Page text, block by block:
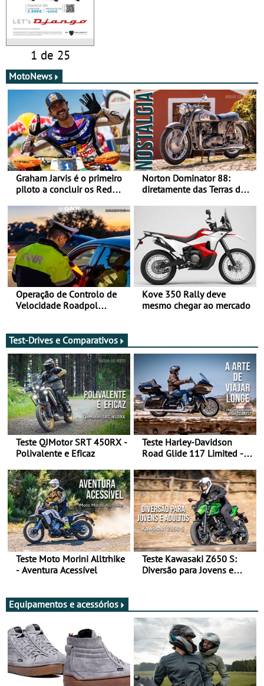
1 de 25
MotoNews
Graham Jarvis é o primeiro
piloto a concluir os Red
moto elétrica
Norton Dominator 88:
diretamente das Terras de
Operação de Controlo de
Velocidade Roadpol
Kove 350 Rally deve
mesmo chegar ao mercado
Test-Drives e Comparativos
Teste QJMotor SRT 450RX -
Polivalente e Eficaz
Teste Harley-Davidson
Road Glide 117 Limited - A
Teste Moto Morini Alltrhike
- Aventura Acessível
Teste Kawasaki Z650 S:
Diversão para Jovens e
Equipamentos e acessórios